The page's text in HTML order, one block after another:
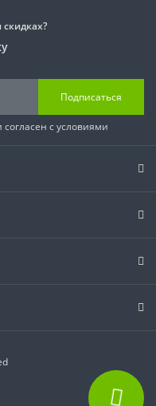
Подписаться
согласен с условиями